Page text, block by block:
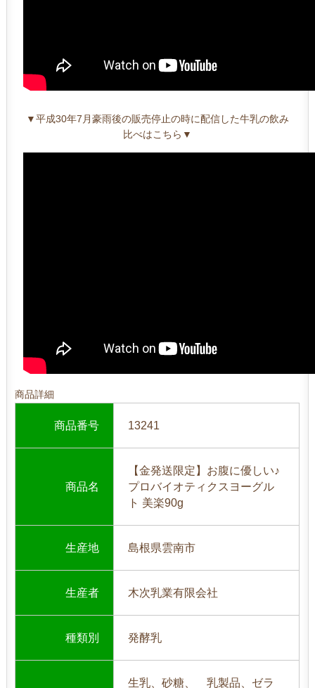
▼平成30年7月豪雨後の販売停止の時に配信した牛乳の飲み
比べはこちら▼
商品詳細
商品番号 13241
商品名
【金発送限定】お腹に優しい♪
プロバイオティクスヨーグル
ト 美楽90g
生産地 島根県雲南市
生産者 木次乳業有限会社
種類別 発酵乳
生乳、砂糖、 乳製品、ゼラ